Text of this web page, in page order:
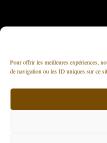
Pour offrir les meilleures expériences,
de navigation ou les ID uniques sur ce